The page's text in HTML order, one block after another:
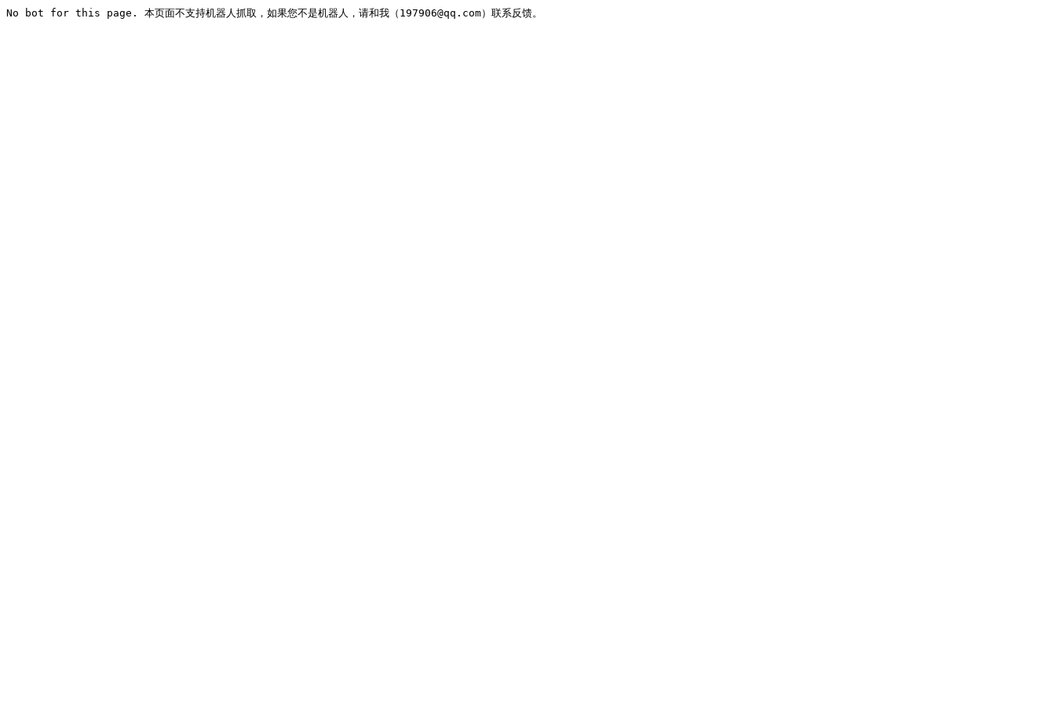
No bot for this page. 本页面不支持机器人抓取，如果您不是机器人，请和我（197906@qq.com）联系反馈。